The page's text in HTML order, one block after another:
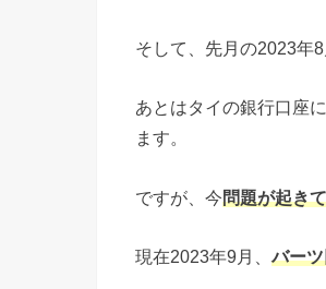
そして、先月の2023年
あとはタイの銀行口座
ます。
ですが、今問題が起き
現在2023年9月、バー